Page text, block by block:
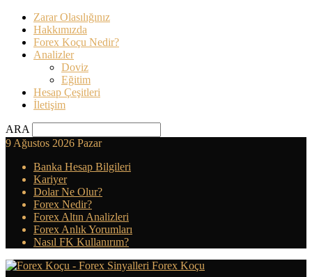
Zarar Olasılığınız
Hakkımızda
Forex Koçu Nedir?
Analizler
Doviz
Eğitim
Hesap Çeşitleri
İletişim
ARA
9 Ağustos 2026 Pazar
Banka Hesap Bilgileri
Kariyer
Dolar Ne Olur?
Forex Nedir?
Forex Altın Analizleri
Forex Anlık Yorumları
Nasıl FK Kullanırım?
Forex Koçu